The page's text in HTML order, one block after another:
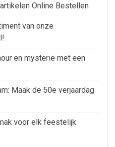
Online Bestellen
van onze
en mysterie met een
Maak de 50e verjaardag
voor elk feestelijk